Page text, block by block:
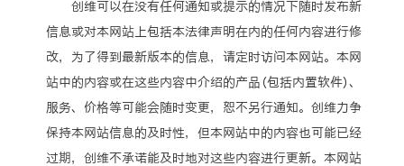
创维可以在没有任何通知或提示的情况下随时发布新
信息或对本网站上包括本法律声明在内的任何内容进行修
改，为了得到最新版本的信息，请定时访问本网站。本网
站中的内容或在这些内容中介绍的产品（包括内置软件）、
服务、价格等可能会随时变更，恕不另行通知。创维力争
保持本网站信息的及时性，但本网站中的内容也可能已经
过期，创维不承诺能及时地对这些内容进行更新。本网站